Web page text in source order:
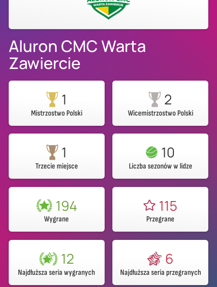
Aluron CMC Warta
Zawiercie
1
Mistrzostwo Polski
2
Wicemistrzostwo Polski
1
Trzecie miejsce
10
Liczba sezonów w lidze
194
Wygrane
115
Przegrane
12
Najdłuższa seria wygranych
6
Najdłuższa seria przegranych